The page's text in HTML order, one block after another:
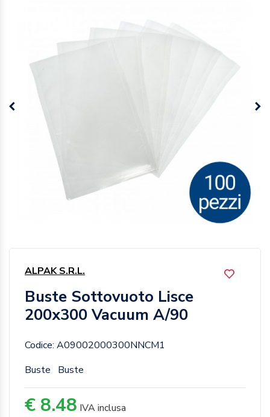
ALPAK S.R.L.
Buste Sottovuoto Lisce
200x300 Vacuum A/90
Codice: A09002000300NNCM1
Buste
Buste
€ 8.48 IVA inclusa